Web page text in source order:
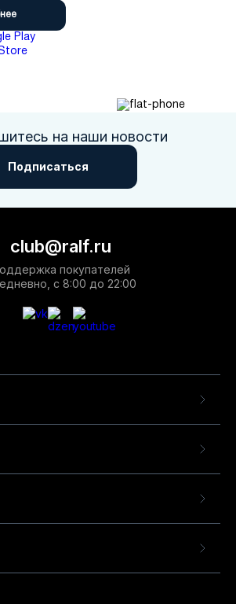
на наши новости
Подписаться
club@ralf.ru
покупателей
с 8:00 до 22:00